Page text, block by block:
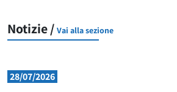
Notizie / Vai alla sezione
28/07/2026